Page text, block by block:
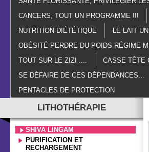
CANCERS, TOUT UN PROGRAMME !!!
NUTRITION-DIÉTÉTIQUE
LE LAIT
OBÉSITÉ PERDRE DU POIDS RÉGIME
TOUT SUR LE ZIZI ....
CASSE TÊTE
SE DÉFAIRE DE CES DÉPENDANCES...
PENTACLES DE PROTECTION
LITHOTHÉRAPIE
SHIVA LINGAM
PURIFICATION ET
RECHARGEMENT